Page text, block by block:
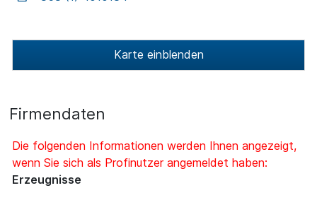
Karte einblenden
Firmendaten
Die folgenden Informationen werden Ihnen angezeigt,
wenn Sie sich als Profinutzer angemeldet haben:
Erzeugnisse